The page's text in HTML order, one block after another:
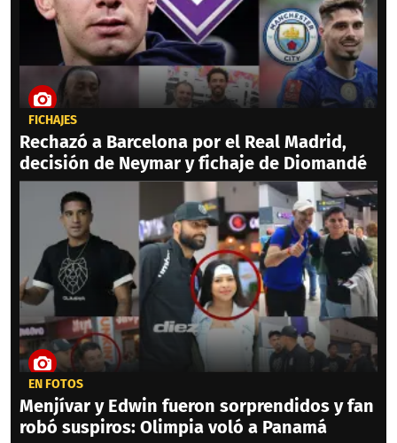
FICHAJES
Rechazó a Barcelona por el Real Madrid,
decisión de Neymar y fichaje de Diomandé
EN FOTOS
Menjívar y Edwin fueron sorprendidos y fan
robó suspiros: Olimpia voló a Panamá